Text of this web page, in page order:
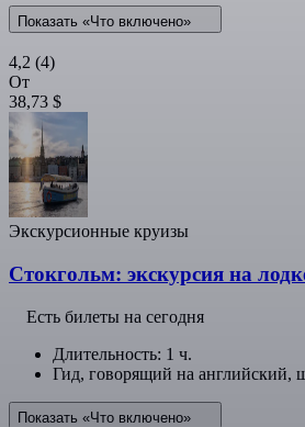
Показать «Что включено»
4,2 (4)
От
38,73 $
Экскурсионные круизы
Стокгольм: экскурсия на
Есть билеты на сегодня
Длительность: 1 ч.
Гид, говорящий на английский,
Показать «Что включено»